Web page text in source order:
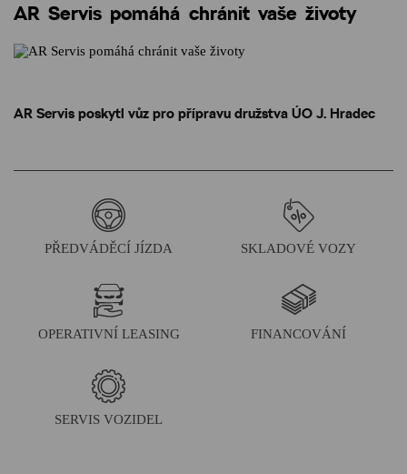
AR Servis pomáhá chránit vaše životy
AR Servis poskytl vůz pro přípravu družstva ÚO J. Hradec
PŘEDVÁDĚCÍ JÍZDA SKLADOVÉ VOZY
OPERATIVNÍ LEASING FINANCOVÁNÍ
SERVIS VOZIDEL